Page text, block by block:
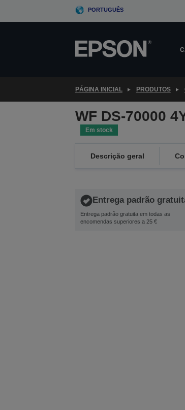
PORTUGUÊS
PÁGINA INICIAL PRODUTOS
WF DS-70000
Em stock
Descrição geral
Entrega padrão
Entrega padrão gratuita em todas as
encomendas superiores a 25 €